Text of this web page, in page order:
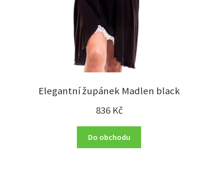
Elegantní župánek Madlen black
836 Kč
Do obchodu